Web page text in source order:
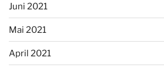
Juni 2021
Mai 2021
April 2021